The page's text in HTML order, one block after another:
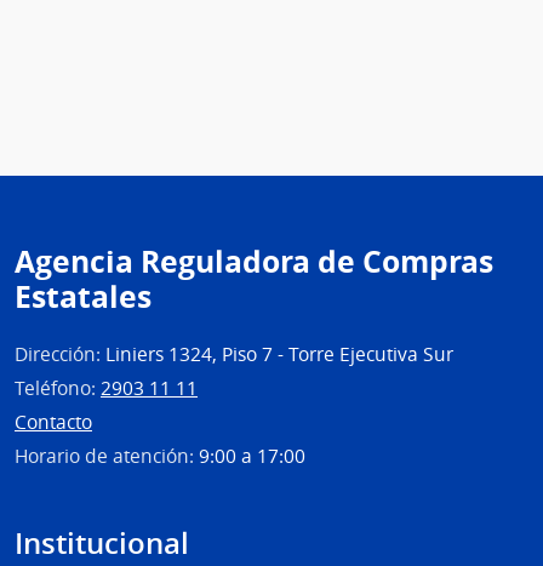
Agencia Reguladora de Compras
Estatales
Dirección: Liniers 1324, Piso 7 - Torre Ejecutiva Sur
Teléfono: 2903 11 11
Contacto
Horario de atención: 9:00 a 17:00
Institucional